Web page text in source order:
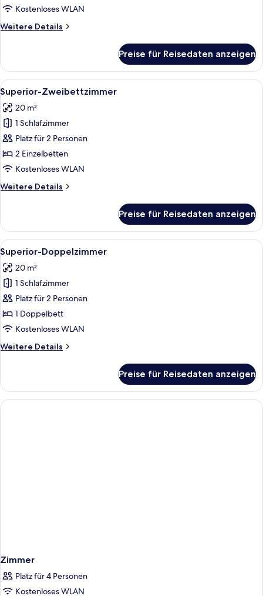
Kostenloses WLAN
Weitere Details
Weitere
Zimmer
Preise für Reisedaten anzeigen
Alle
Fotos
für
Superior-
Zweibettzimmer
anzeigen
Ein Hotelzimmer mit zwei Betten,
4
Superior-Zweibettzimmer
20 m²
1 Schlafzimmer
Platz für 2 Personen
2 Einzelbetten
Kostenloses WLAN
Weitere Details
Weitere
Zweibettzimmer
Preise für Reisedaten anzeigen
Alle
Fotos
für
Superior-
Doppelzimmer
anzeigen
Ein Hotelzimmer mit zwei Betten,
4
Superior-Doppelzimmer
20 m²
1 Schlafzimmer
Platz für 2 Personen
1 Doppelbett
Kostenloses WLAN
Weitere Details
Weitere
Doppelzimmer
Preise für Reisedaten anzeigen
Zimmer
Platz für 4 Personen
Kostenloses WLAN